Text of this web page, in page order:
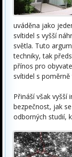
uváděna jako
svítidel s vyšší
světla. Tuto
techniky, tak
přínos pro
svítidel s
Přináší však vyšší
bezpečnost, jak
odborných studií,